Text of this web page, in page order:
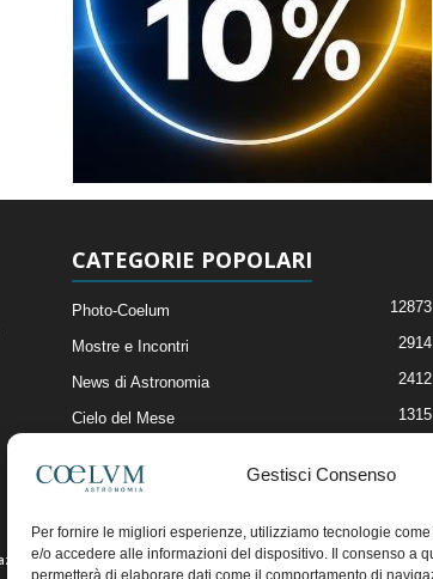
Gestisci Consenso
Per fornire le migliori esperienze, utilizziamo tecnologie
e/o accedere alle informazioni del dispositivo. Il consenso a
permetterà di elaborare dati come il comportamento di
CATEGORIE POPOLARI
Photo-Coelum 12873
Mostre e Incontri 2914
News di Astronomia 2412
Cielo del Mese 1315
Articoli e Risorse On-Line
Il Blog della Redazione